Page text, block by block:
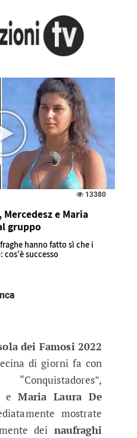
13380
e Maria
gruppo
hanno fatto sì che i
cos'è successo
2022,
dei Famosi 2022
di giorni fa con
Maria Laura De
mostrate
dei naufraghi